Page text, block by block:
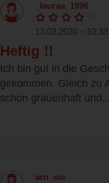
_lauraa_1996
13.03.2020 – 10:33
Heftig !!
Ich bin gut in die
gekommen. Gleich zu
schon grauenhaft und...
arn_nie